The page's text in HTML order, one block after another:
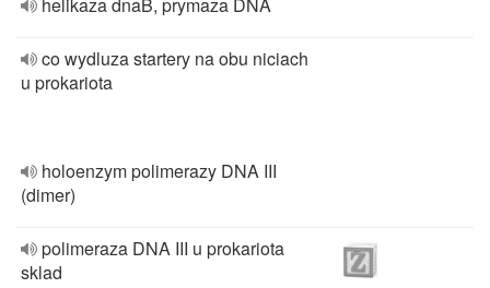
co wydluza startery na obu niciach
u prokariota
holoenzym polimerazy DNA III
(dimer)
polimeraza DNA III u prokariota
sklad